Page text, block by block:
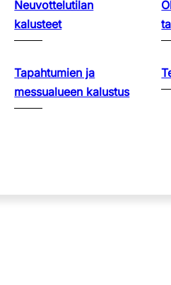
Neuvottelutilan
kalusteet
Tapahtumien ja
messualueen kalustus